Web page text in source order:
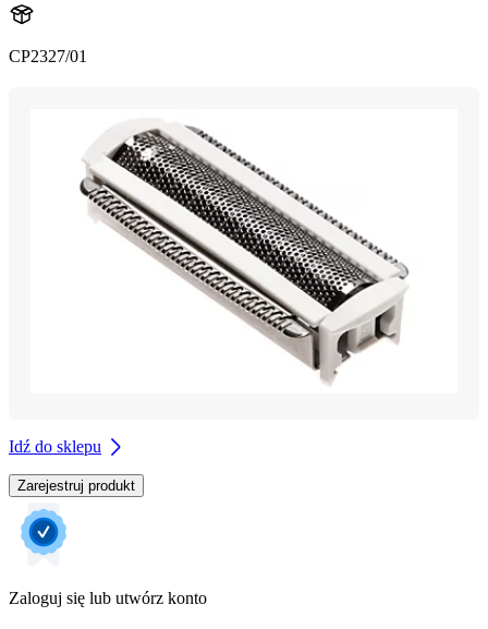
CP2327/01
Idź do sklepu
Zarejestruj produkt
Zaloguj się lub utwórz konto